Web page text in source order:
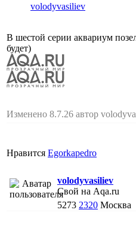
volodyvasiliev
В шестой серии аквариум
будет)
Изменено 8.7.26 автор
Нравится Egorkapedro
volodyvasiliev
Свой на Aqa.ru
5273 2320 Москва